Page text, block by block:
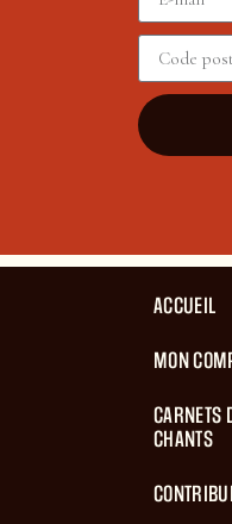
ACCUEIL
MON
CARNETS
CHANTS